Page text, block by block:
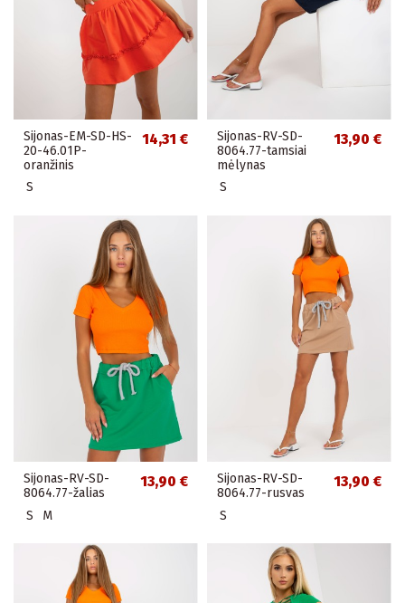
Sijonas-EM-SD-HS-
20-46.01P-
oranžinis
14,31 €
S
Sijonas-RV-SD-
8064.77-tamsiai
mėlynas
13,90 €
S
Sijonas-RV-SD-
8064.77-žalias
13,90 €
S M
Sijonas-RV-SD-
8064.77-rusvas
13,90 €
S